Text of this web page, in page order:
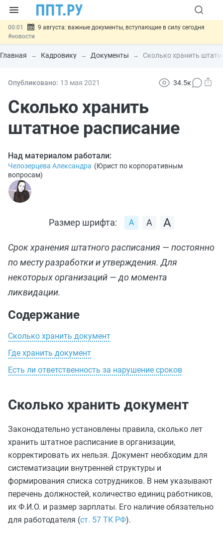
00:01
9 августа: важные документы, вступающие в силу сегодня
#новости
07.08 Подписан закон о блокировке продажи опасных товаров через
«Честный знак»#новости
07.08 Госпошлину за устранение ошибок в документах предлагают
07.08
отношений #новости
Главная Кадровику Документы Сколько хранить
Опубликовано: 13 мая 2021 34.5к
Сколько хранить
штатное расписание
Над материалом работали:
Челозерцева Александра (Юрист по корпоративным
вопросам)
Размер шрифта:
Срок хранения штатного расписания — постоянно
по месту разработки и утверждения. Для
некоторых организаций — до момента
ликвидации.
Содержание
Сколько хранить документ
Где хранить документ
Есть ли ответственность за нарушение сроков
Сколько хранить документ
Законодательно установлены правила, сколько лет
хранить штатное расписание в организации,
корректировать их нельзя. Документ необходим для
систематизации внутренней структуры и
формирования списка сотрудников. В нем указывают
перечень должностей, количество единиц работников,
их Ф.И.О. и размер зарплаты. Его наличие обязательно
для работодателя (ст. 57 ТК РФ).